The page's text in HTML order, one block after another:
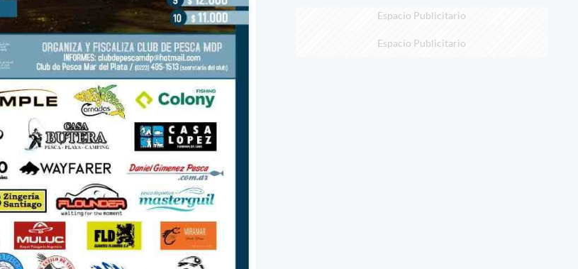
Espacio Publicitario
Espacio Publicitario